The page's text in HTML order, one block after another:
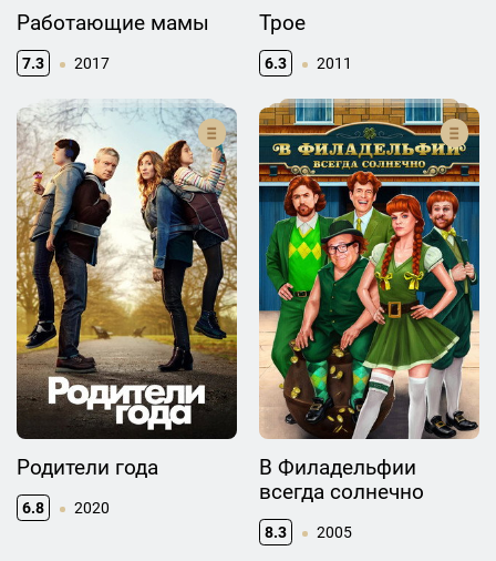
Работающие мамы
7.3 2017
Трое
6.3 2011
Родители года
6.8 2020
В Филадельфии
всегда солнечно
8.3 2005